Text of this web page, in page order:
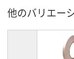
他のバリエー